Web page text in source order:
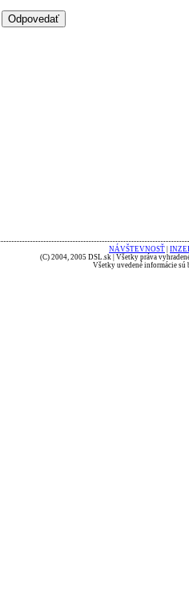
NÁVŠTEVNOSŤ
(C) 2004, 2005 DSL.sk | Všetky práva
Všetky uvedené informácie sú